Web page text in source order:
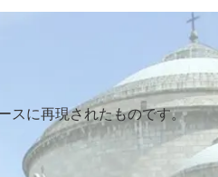
スに再現されたものです。